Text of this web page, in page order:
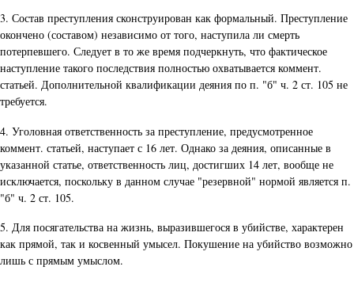
3. Состав преступления сконструирован как формальный. Преступление
окончено (составом) независимо от того, наступила ли смерть
потерпевшего. Следует в то же время подчеркнуть, что фактическое
наступление такого последствия полностью охватывается коммент.
статьей. Дополнительной квалификации деяния по п. "б" ч. 2 ст. 105 не
требуется.
4. Уголовная ответственность за преступление, предусмотренное
коммент. статьей, наступает с 16 лет. Однако за деяния, описанные в
указанной статье, ответственность лиц, достигших 14 лет, вообще не
исключается, поскольку в данном случае "резервной" нормой является п.
"б" ч. 2 ст. 105.
5. Для посягательства на жизнь, выразившегося в убийстве, характерен
как прямой, так и косвенный умысел. Покушение на убийство возможно
лишь с прямым умыслом.